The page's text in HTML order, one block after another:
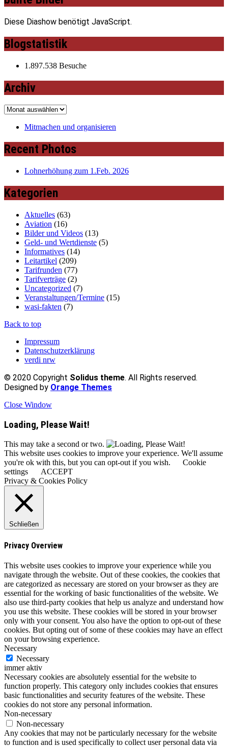
Diese Diashow benötigt JavaScript.
Blogstatistik
1.897.538 Besuche
Archiv
Archiv
Mitmachen und organisieren
Recent Photos
Lohnerhöhung zum 1.Feb. 2026
Kategorien
Aktuelles (63)
Aviation (16)
Bilder und Videos (13)
Geld- und Wertdienste (5)
Informatives (14)
Leitartikel (209)
Tarifrunden (77)
Tarifverträge (2)
Uncategorized (7)
Veranstaltungen/Termine (15)
wasi-fakten (7)
Back to top
Impressum
Datenschutzerklärung
verdi nrw
© 2020 Copyright Solidus theme. All Rights reserved.
Designed by Orange Themes
Close Window
Loading, Please Wait!
This may take a second or two.
This website uses cookies to improve your experience. We'll assume
you're ok with this, but you can opt-out if you wish.
Cookie
settings
ACCEPT
Privacy & Cookies Policy
Schließen
Privacy Overview
This website uses cookies to improve your experience while you
navigate through the website. Out of these cookies, the cookies that
are categorized as necessary are stored on your browser as they are
essential for the working of basic functionalities of the website. We
also use third-party cookies that help us analyze and understand how
you use this website. These cookies will be stored in your browser
only with your consent. You also have the option to opt-out of these
cookies. But opting out of some of these cookies may have an effect
on your browsing experience.
Necessary
Necessary
immer aktiv
Necessary cookies are absolutely essential for the website to
function properly. This category only includes cookies that ensures
basic functionalities and security features of the website. These
cookies do not store any personal information.
Non-necessary
Non-necessary
Any cookies that may not be particularly necessary for the website
to function and is used specifically to collect user personal data via